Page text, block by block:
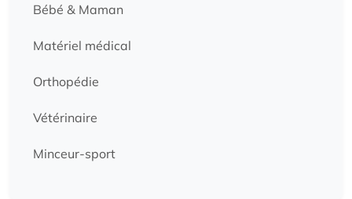
Bébé & Maman
Matériel médical
Orthopédie
Vétérinaire
Minceur-sport